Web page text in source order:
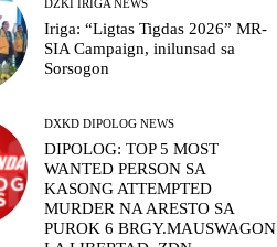
DZKI IRIGA NEWS
Iriga: “Ligtas Tigdas 2026” MR-
SIA Campaign, inilunsad sa
Sorsogon
DXKD DIPOLOG NEWS
DIPOLOG: TOP 5 MOST
WANTED PERSON SA
KASONG ATTEMPTED
MURDER NA ARESTO SA
PUROK 6 BRGY.MAUSWAGON